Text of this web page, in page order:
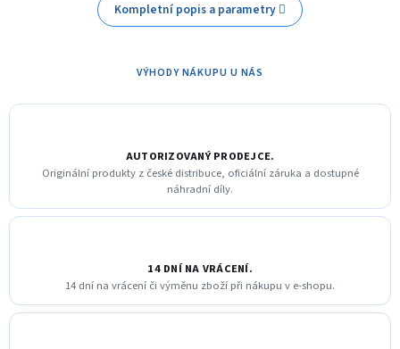
Kompletní popis a parametry
VÝHODY NÁKUPU U NÁS
AUTORIZOVANÝ PRODEJCE.
Originální produkty z české distribuce, oficiální záruka a dostupné
náhradní díly.
14 DNÍ NA VRÁCENÍ.
14 dní na vrácení či výměnu zboží při nákupu v e-shopu.